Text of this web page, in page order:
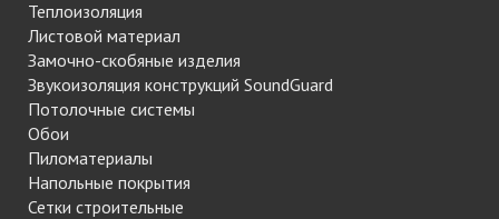
Теплоизоляция
Листовой материал
Замочно-скобяные изделия
Звукоизоляция конструкций SoundGuard
Потолочные системы
Обои
Пиломатериалы
Напольные покрытия
Сетки строительные